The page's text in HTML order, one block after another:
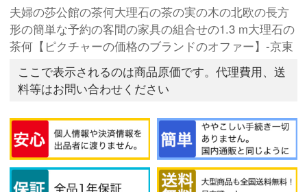
夫婦の莎公館の茶何大理石の茶の実の木の北欧の長方
形の簡単な予約の客間の家具の組合せの1.3 m大理石の
茶何【ピクチャーの価格のブランドのオファー】-京東
ここで表示されるのは商品原価です。代理費用、送
料等はお問い合わせください